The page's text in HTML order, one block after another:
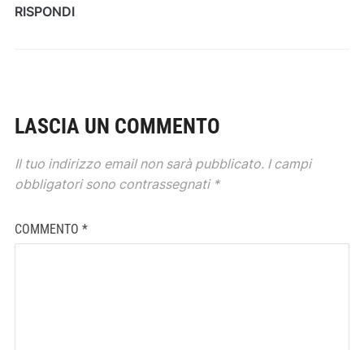
RISPONDI
LASCIA UN COMMENTO
Il tuo indirizzo email non sarà pubblicato. I campi
obbligatori sono contrassegnati *
COMMENTO *